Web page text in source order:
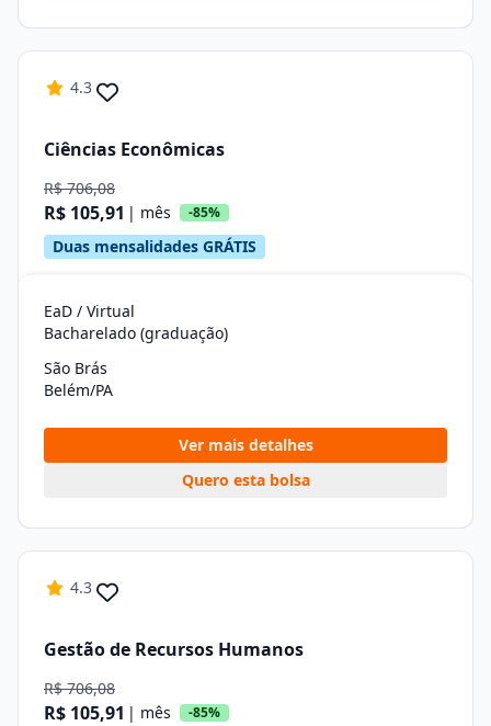
4.3
Ciências Econômicas
R$ 706,08
R$ 105,91 | mês -85%
Duas mensalidades GRÁTIS
EaD / Virtual
Bacharelado (graduação)
São Brás
Belém/PA
Ver mais detalhes
Quero esta bolsa
4.3
Gestão de Recursos Humanos
R$ 706,08
R$ 105,91 | mês -85%